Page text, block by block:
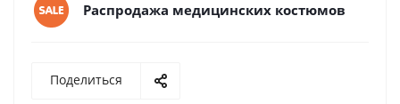
Распродажа медицинских костюмов
Поделиться